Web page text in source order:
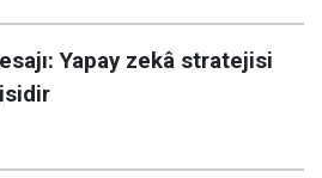
Yapay zekâ stratejisi